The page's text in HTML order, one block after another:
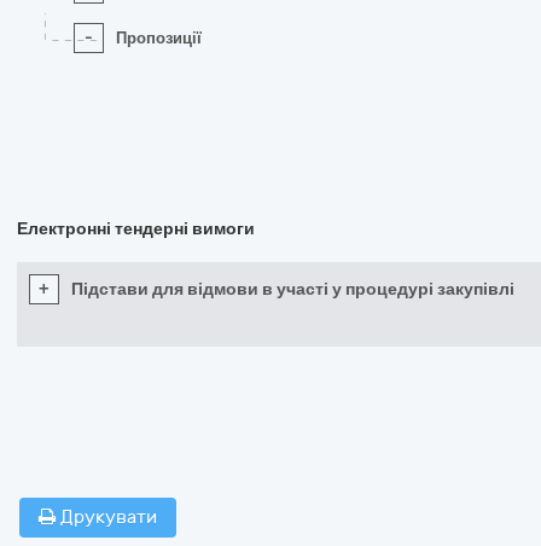
- Пропозиції
Електронні тендерні вимоги
+ Підстави для відмови в участі у процедурі закупівлі
Друкувати